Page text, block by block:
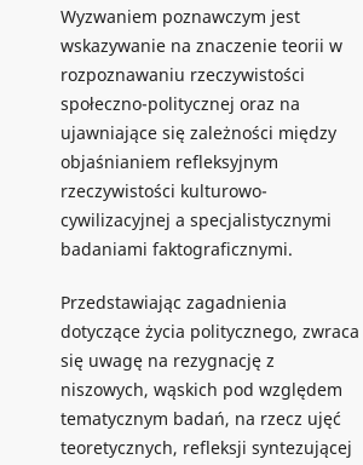
Wyzwaniem poznawczym jest
wskazywanie na znaczenie teorii w
rozpoznawaniu rzeczywistości
społeczno-politycznej oraz na
ujawniające się zależności między
objaśnianiem refleksyjnym
rzeczywistości kulturowo-
cywilizacyjnej a specjalistycznymi
badaniami faktograficznymi.
Przedstawiając zagadnienia
dotyczące życia politycznego, zwraca
się uwagę na rezygnację z
niszowych, wąskich pod względem
tematycznym badań, na rzecz ujęć
teoretycznych, refleksji syntezującej